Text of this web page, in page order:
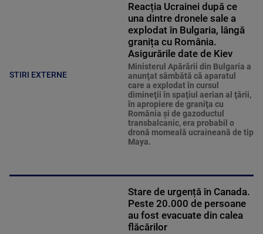
STIRI EXTERNE
Reacția Ucrainei după ce
una dintre dronele sale a
explodat în Bulgaria, lângă
granița cu România.
Asigurările date de Kiev
Ministerul Apărării din Bulgaria a
anunţat sâmbătă că aparatul
care a explodat în cursul
dimineţii în spaţiul aerian al ţării,
în apropiere de graniţa cu
România şi de gazoductul
transbalcanic, era probabil o
dronă momeală ucraineană de tip
Maya.
Stare de urgență în Canada.
Peste 20.000 de persoane
au fost evacuate din calea
flăcărilor